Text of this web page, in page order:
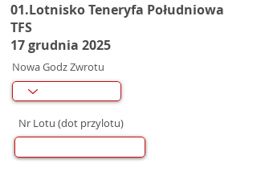
01.Lotnisko Teneryfa Południowa
TFS
17 grudnia 2025
Nowa Godz Zwrotu
Nr Lotu (dot przylotu)